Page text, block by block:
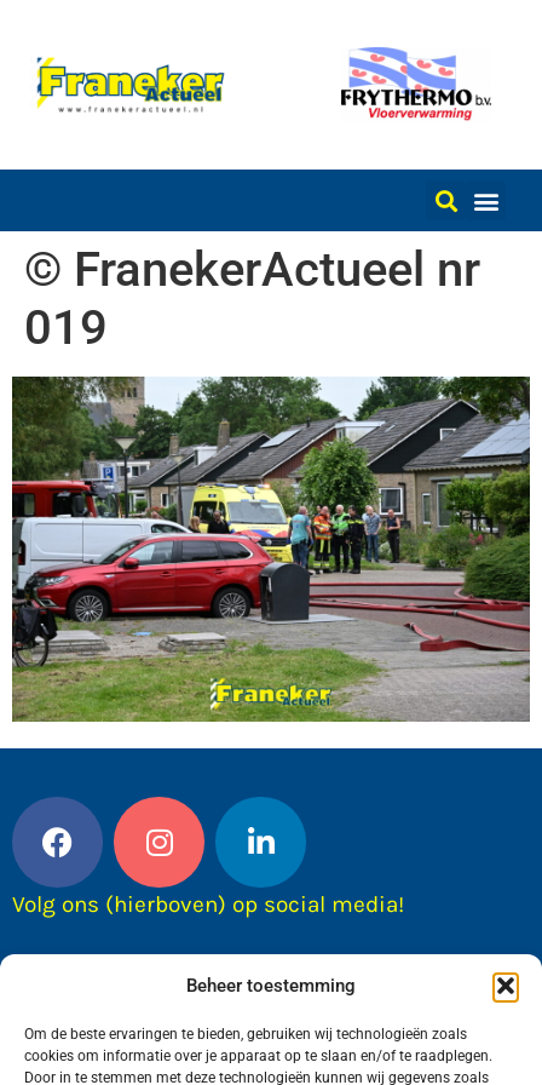
Beheer toestemming
Om de beste ervaringen te bieden, gebruiken wij technologieën zoals
cookies om informatie over je apparaat op te slaan en/of te raadplegen.
Door in te stemmen met deze technologieën kunnen wij gegevens zoals
© FranekerActueel nr
019
Volg ons (hierboven) op social media!